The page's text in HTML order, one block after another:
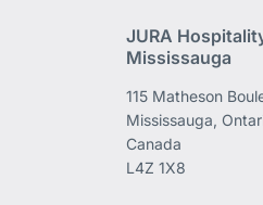
JURA
Mississauga
115 Matheson
Mississauga,
Canada
L4Z 1X8